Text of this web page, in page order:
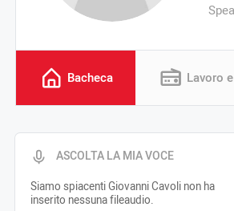
Bacheca Lavoro
ASCOLTA LA MIA VOCE
Siamo spiacenti Giovanni Cavoli non ha
inserito nessuna fileaudio.